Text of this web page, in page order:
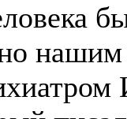
нашим